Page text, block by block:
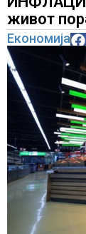
живот
Економија